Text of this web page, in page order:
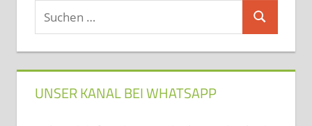
Suchen
nach:
Suchen
UNSER KANAL BEI WHATSAPP